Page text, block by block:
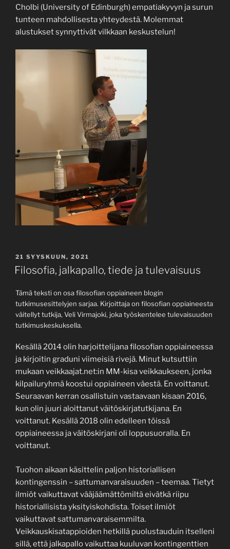
Cholbi (University of Edinburgh) empatiakyvyn ja surun
tunteen mahdollisesta yhteydestä. Molemmat
alustukset synnyttivät vilkkaan keskustelun!
JULKAISTU
21 SYYSKUUN, 2021
Filosofia, jalkapallo, tiede ja tulevaisuus
Tämä teksti on osa filosofian oppiaineen blogin
tutkimusesittelyjen sarjaa. Kirjoittaja on filosofian oppiaineesta
väitellyt tutkija, Veli Virmajoki, joka työskentelee tulevaisuuden
tutkimuskeskuksella.
Kesällä 2014 olin harjoittelijana filosofian oppiaineessa
ja kirjoitin graduni viimeisiä rivejä. Minut kutsuttiin
mukaan veikkaajat.net:in MM-kisa veikkaukseen, jonka
kilpailuryhmä koostui oppiaineen väestä. En voittanut.
Seuraavan kerran osallistuin vastaavaan kisaan 2016,
kun olin juuri aloittanut väitöskirjatutkijana. En
voittanut. Kesällä 2018 olin edelleen töissä
oppiaineessa ja väitöskirjani oli loppusuoralla. En
voittanut.
Tuohon aikaan käsittelin paljon historiallisen
kontingenssin – sattumanvaraisuuden – teemaa. Tietyt
ilmiöt vaikuttavat vääjäämättömiltä eivätkä riipu
historiallisista yksityiskohdista. Toiset ilmiöt
vaikuttavat sattumanvaraisemmilta.
Veikkauskisatappioiden hetkillä puolustauduin itselleni
sillä, että jalkapallo vaikuttaa kuuluvan kontingenttien